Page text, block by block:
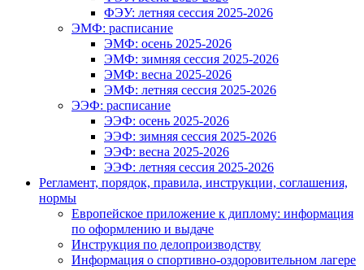
ФЭУ: летняя сессия 2025-2026
ЭМФ: расписание
ЭМФ: осень 2025-2026
ЭМФ: зимняя сессия 2025-2026
ЭМФ: весна 2025-2026
ЭМФ: летняя сессия 2025-2026
ЭЭФ: расписание
ЭЭФ: осень 2025-2026
ЭЭФ: зимняя сессия 2025-2026
ЭЭФ: весна 2025-2026
ЭЭФ: летняя сессия 2025-2026
Регламент, порядок, правила, инструкции, соглашения,
нормы
Европейское приложение к диплому: информация
по оформлению и выдаче
Инструкция по делопроизводству
Информация о спортивно-оздоровительном лагере